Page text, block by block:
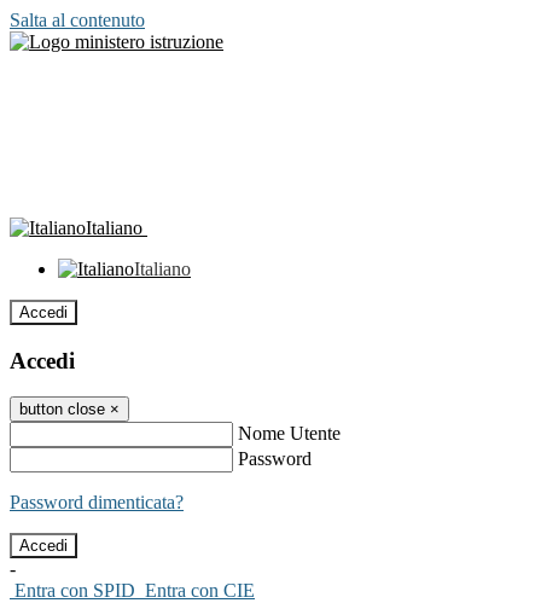
Salta al contenuto
Italiano
Italiano
Accedi
Accedi
button close ×
Nome Utente
Password
Password dimenticata?
-
Entra con SPID Entra con CIE